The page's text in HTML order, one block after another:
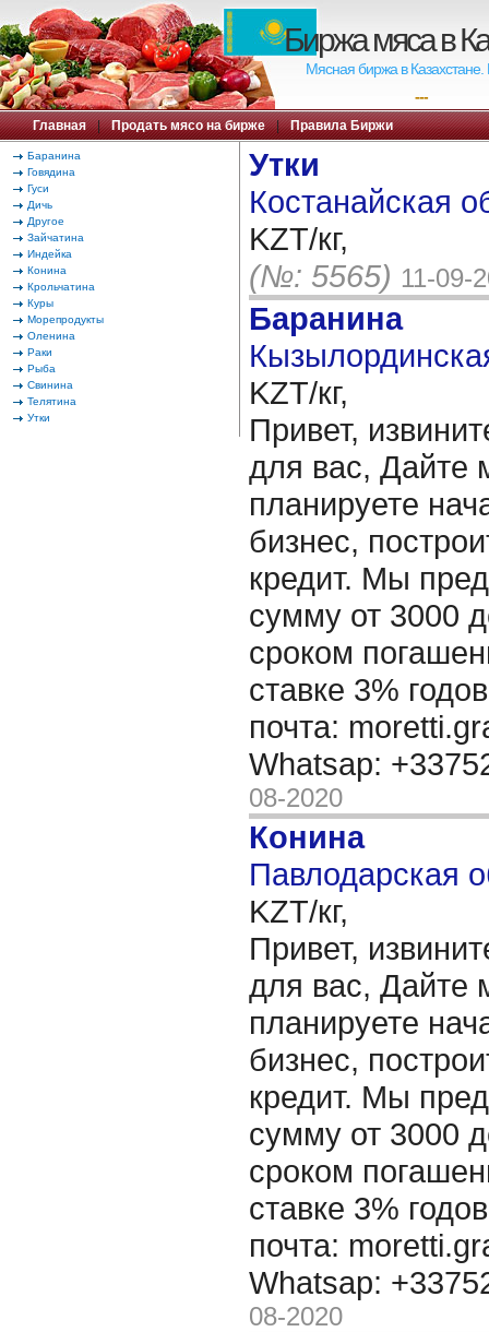
Биржа мяса в
Мясная биржа в
---
Главная | Продать мясо на бирже | Правила Биржи
Баранина
Говядина
Гуси
Дичь
Другое
Зайчатина
Индейка
Конина
Крольчатина
Куры
Морепродукты
Оленина
Раки
Рыба
Свинина
Телятина
Утки
Утки
Костанайская
KZT/кг,
(№: 5565) 11-09-
Баранина
KZT/кг,
Привет,
для вас, Дайте
планируете
бизнес,
кредит. Мы
сумму от 3000
сроком
ставке 3%
почта:
Whatsap:
08-2020
Конина
Павлодарская
KZT/кг,
Привет,
для вас, Дайте
планируете
бизнес,
кредит. Мы
сумму от 3000
сроком
ставке 3%
почта:
Whatsap:
08-2020